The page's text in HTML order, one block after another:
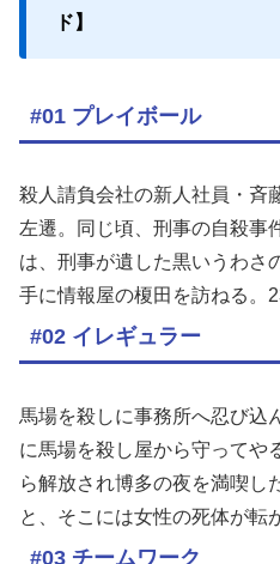
ド】
#01 プレイボール
殺人請負会社の新人社員・斉
左遷。同じ頃、刑事の自殺事
は、刑事が遺した黒いうわさ
手に情報屋の榎田を訪ねる。
#02 イレギュラー
馬場を殺しに事務所へ忍び込
に馬場を殺し屋から守って
ら解放され博多の夜を満喫し
と、そこには女性の死体が
#03 チームワーク